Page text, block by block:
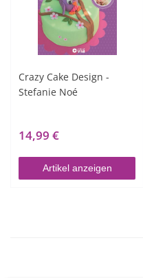
Crazy Cake Design -
Stefanie Noé
14,99 €
Artikel anzeigen